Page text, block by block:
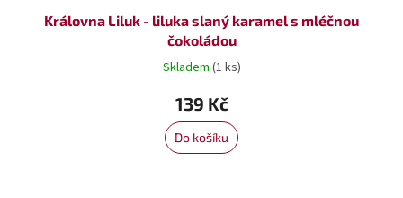
Královna Liluk - liluka slaný karamel s mléčnou
čokoládou
Skladem (1 ks)
139 Kč
Do košíku